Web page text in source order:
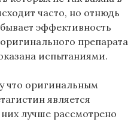
часто, но отнюдь
эффективность
препарата
испытаниями.
что оригинальным
является
лучше рассмотрено